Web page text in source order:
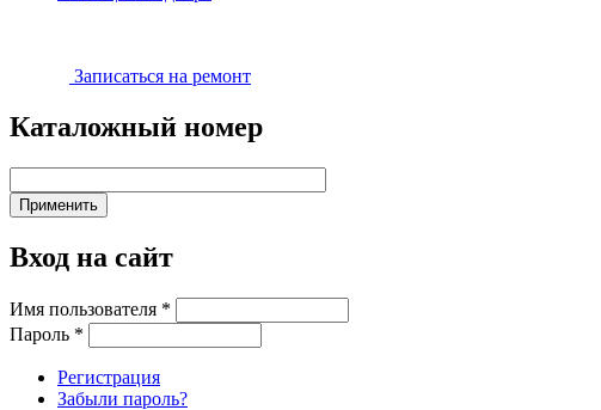
Записаться на ремонт
Каталожный номер
Вход на сайт
Имя пользователя *
Пароль *
Регистрация
Забыли пароль?